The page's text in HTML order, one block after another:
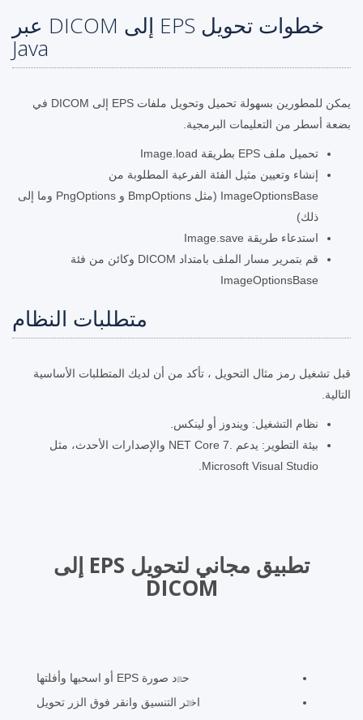
خطوات تحويل EPS إلى DICOM عبر
Java
يمكن للمطورين بسهولة تحميل وتحويل ملفات EPS إلى DICOM في
بضعة أسطر من التعليمات البرمجية.
تحميل ملف EPS بطريقة Image.load
إنشاء وتعيين مثيل الفئة الفرعية المطلوبة من
ImageOptionsBase (مثل BmpOptions و PngOptions وما إلى
ذلك)
استدعاء طريقة Image.save
قم بتمرير مسار الملف بامتداد DICOM وكائن من فئة
ImageOptionsBase
متطلبات النظام
قبل تشغيل رمز مثال التحويل ، تأكد من أن لديك المتطلبات الأساسية
التالية.
نظام التشغيل: ويندوز أو لينكس.
بيئة التطوير: يدعم .NET Core 7 والإصدارات الأحدث، مثل
Microsoft Visual Studio.
تطبيق مجاني لتحويل EPS إلى
DICOM
حدد صورة EPS أو اسحبها وأفلتها
اختر التنسيق وانقر فوق الزر تحويل